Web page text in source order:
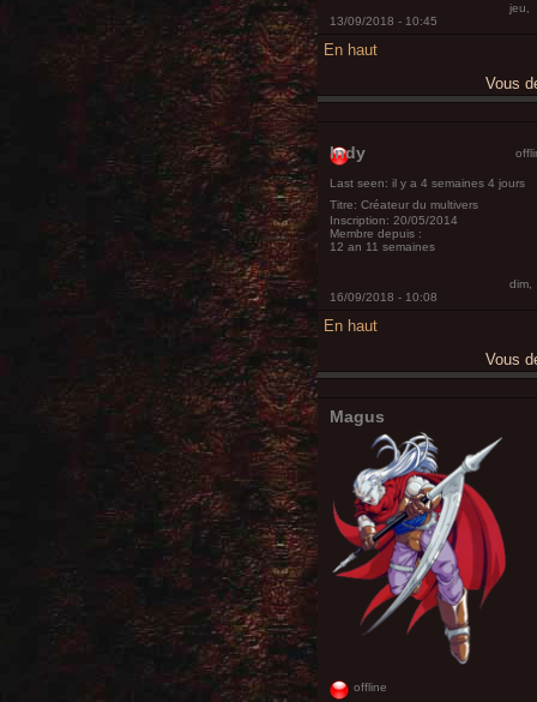
jeu,
13/09/2018 - 10:45
En haut
Vous
Indy
Last seen: il y a 4 semaines 4 jours
Titre: Créateur du multivers
Inscription: 20/05/2014
Membre depuis :
12 an 11 semaines
dim,
16/09/2018 - 10:08
En haut
Vous
Magus
offline